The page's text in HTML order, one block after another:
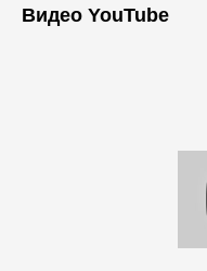
Видео YouTube